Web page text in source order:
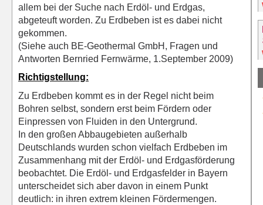
allem bei der Suche nach Erdöl- und Erdgas,
abgeteuft worden. Zu Erdbeben ist es dabei nicht
gekommen.
(Siehe auch BE-Geothermal GmbH, Fragen und
Antworten Bernried Fernwärme, 1.September 2009)
Richtigstellung:
Zu Erdbeben kommt es in der Regel nicht beim
Bohren selbst, sondern erst beim Fördern oder
Einpressen von Fluiden in den Untergrund.
In den großen Abbaugebieten außerhalb
Deutschlands wurden schon vielfach Erdbeben im
Zusammenhang mit der Erdöl- und Erdgasförderung
beobachtet. Die Erdöl- und Erdgasfelder in Bayern
unterscheidet sich aber davon in einem Punkt
deutlich: in ihren extrem kleinen Fördermengen.